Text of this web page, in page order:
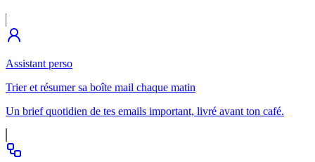
Assistant perso
Trier et résumer sa boîte mail chaque matin
Un brief quotidien de tes emails important, livré avant ton café.